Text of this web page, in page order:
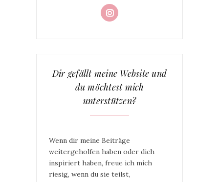
Dir gefällt meine Website und
du möchtest mich
unterstützen?
Wenn dir meine Beiträge
weitergeholfen haben oder dich
inspiriert haben, freue ich mich
riesig, wenn du sie teilst,